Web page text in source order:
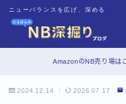
ニューバランスを広げ、深める
MENU
AmazonのNB売り場は
2024.12.14 2026.07.17